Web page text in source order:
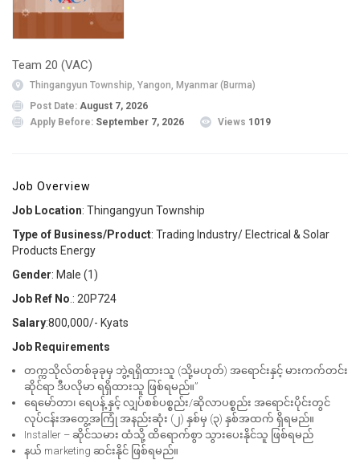
Team 20 (VAC)
Thingangyun Township, Yangon, Myanmar (Burma)
Post Date: August 7, 2026
Apply Before: September 7, 2026 Views 1019
Job Overview
Job Location: Thingangyun Township
Type of Business/Product: Trading Industry/ Electrical & Solar
Products Energy
Gender: Male (1)
Job Ref No .: 20P724
Salary:800,000/- Kyats
Job Requirements
တက္ကသိုလ်တစ်ခုခုမှ ဘွဲ့ရရှိထားသူ (သို့မဟုတ်) အရောင်းနှင့် မားကက်တင်း
ဆိုင်ရာ ဒီပလိုမာ ရရှိထားသူ ဖြစ်ရမည်။”
ရေမော်တာ၊ ရေပန့် နှင့် လျှပ်စစ်ပစ္စည်း/ဆိုလာပစ္စည်း အရောင်းပိုင်းတွင်
လုပ်ငန်းအတွေ့အကြုံ အနည်းဆုံး (၂) နှစ်မှ (၃) နှစ်အထက် ရှိရမည်။
Installer – ဆိုင်သမား ထံသို့ ထိရောက်စွာ သွားပေးနိုင်သူ ဖြစ်ရမည်
နယ်‌ marketing ဆင်းနိုင် ဖြစ်ရမည်။